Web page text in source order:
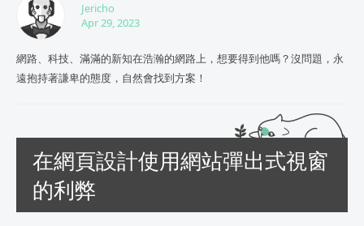
Jericho
Apr 29, 2023
網路、科技、滿滿的新知在浩瀚的網路上，想要得到他嗎？沒問題，永
遠抱持著謙卑的態度，自然會找到方案！
在網頁設計使用網站彈出式視窗
的利弊